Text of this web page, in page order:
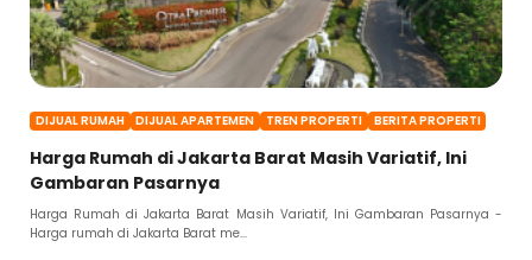
DIJUAL RUMAH DIJUAL APARTEMEN TREN PROPERTI BERITA PROPERTI
Harga Rumah di Jakarta Barat Masih Variatif, Ini
Gambaran Pasarnya
Harga Rumah di Jakarta Barat Masih Variatif, Ini Gambaran Pasarnya -
Harga rumah di Jakarta Barat me...